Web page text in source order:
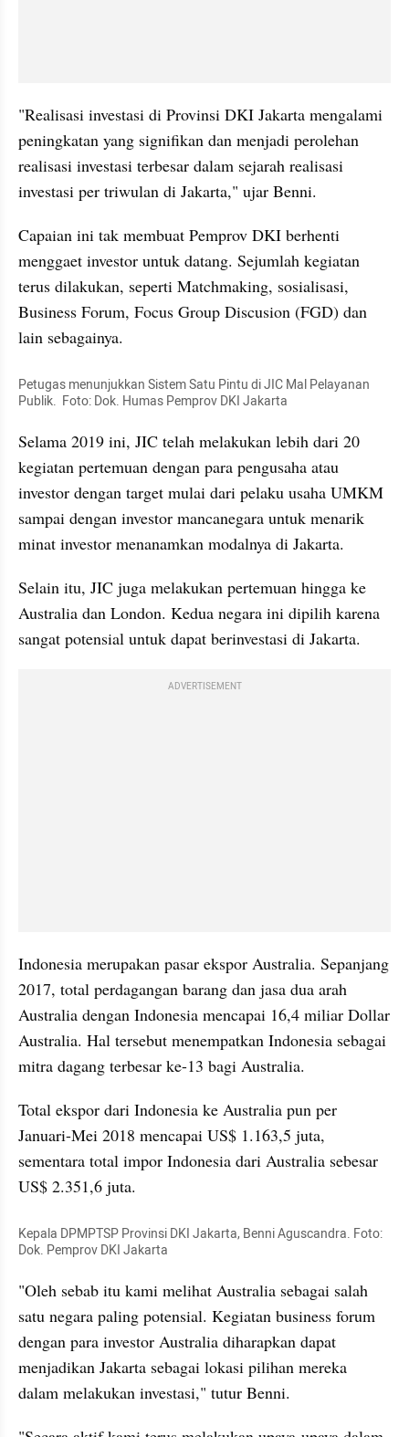
"Realisasi investasi di Provinsi DKI Jakarta mengalami
peningkatan yang signifikan dan menjadi perolehan
realisasi investasi terbesar dalam sejarah realisasi
investasi per triwulan di Jakarta," ujar Benni.
Capaian ini tak membuat Pemprov DKI berhenti
menggaet investor untuk datang. Sejumlah kegiatan
terus dilakukan, seperti Matchmaking, sosialisasi,
Business Forum, Focus Group Discusion (FGD) dan
lain sebagainya.
Petugas menunjukkan Sistem Satu Pintu di JIC Mal Pelayanan
Publik.  Foto: Dok. Humas Pemprov DKI Jakarta
Selama 2019 ini, JIC telah melakukan lebih dari 20
kegiatan pertemuan dengan para pengusaha atau
investor dengan target mulai dari pelaku usaha UMKM
sampai dengan investor mancanegara untuk menarik
minat investor menanamkan modalnya di Jakarta.
Selain itu, JIC juga melakukan pertemuan hingga ke
Australia dan London. Kedua negara ini dipilih karena
sangat potensial untuk dapat berinvestasi di Jakarta.
ADVERTISEMENT
Indonesia merupakan pasar ekspor Australia. Sepanjang
2017, total perdagangan barang dan jasa dua arah
Australia dengan Indonesia mencapai 16,4 miliar Dollar
Australia. Hal tersebut menempatkan Indonesia sebagai
mitra dagang terbesar ke-13 bagi Australia.
Total ekspor dari Indonesia ke Australia pun per
Januari-Mei 2018 mencapai US$ 1.163,5 juta,
sementara total impor Indonesia dari Australia sebesar
US$ 2.351,6 juta.
Kepala DPMPTSP Provinsi DKI Jakarta, Benni Aguscandra. Foto:
Dok. Pemprov DKI Jakarta
"Oleh sebab itu kami melihat Australia sebagai salah
satu negara paling potensial. Kegiatan business forum
dengan para investor Australia diharapkan dapat
menjadikan Jakarta sebagai lokasi pilihan mereka
dalam melakukan investasi," tutur Benni.